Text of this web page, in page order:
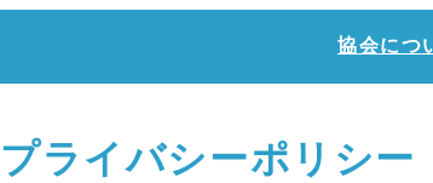
協会につ
プライバシーポリシー